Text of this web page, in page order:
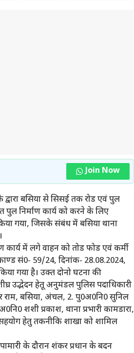
Join Now
बसिया से सिसई तक रोड एवं पुल
पुल निर्माण कार्य को करने के लिए
गया, जिसके संबंध में बसिया थाना
कार्य में लगे वाहन को तोड फोड एवं कर्मी
सं0- 59/24, दिनांक- 28.08.2024,
गया है। उक्त दोनो घटना की
उद्भेदन हेतू अनुमंडल पुलिस पदाधिकारी
राम, बसिया, अंचल, 2. पु0अ0नि0 सुनिल
शशी प्रकाश, थाना प्रभारी कामडारा,
हेतु तकनीकि शाखा को शामिल
के दौरान शंकर प्रधान के बदन